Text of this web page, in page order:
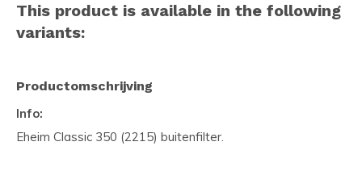
This product is available in the following
variants:
Productomschrijving
Info:
Eheim Classic 350 (2215) buitenfilter.